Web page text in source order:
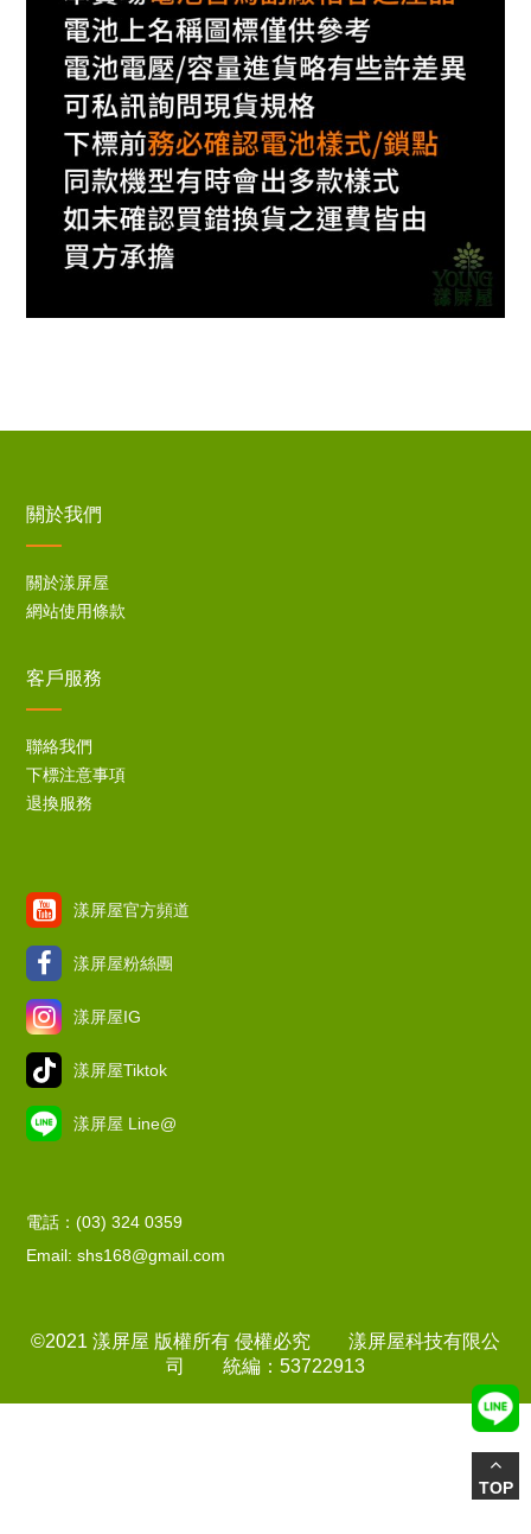
關於我們
關於漾屏屋
網站使用條款
客戶服務
聯絡我們
下標注意事項
退換服務
漾屏屋官方頻道
漾屏屋粉絲團
漾屏屋IG
漾屏屋Tiktok
漾屏屋 Line@
電話：(03) 324 0359
Email: shs168@gmail.com
©2021 漾屏屋 版權所有 侵權必究 漾屏屋科技有限公
司 統編：53722913
TOP